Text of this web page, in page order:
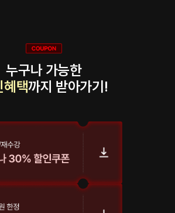
누구나 가능한
혜택까지 받아가기!